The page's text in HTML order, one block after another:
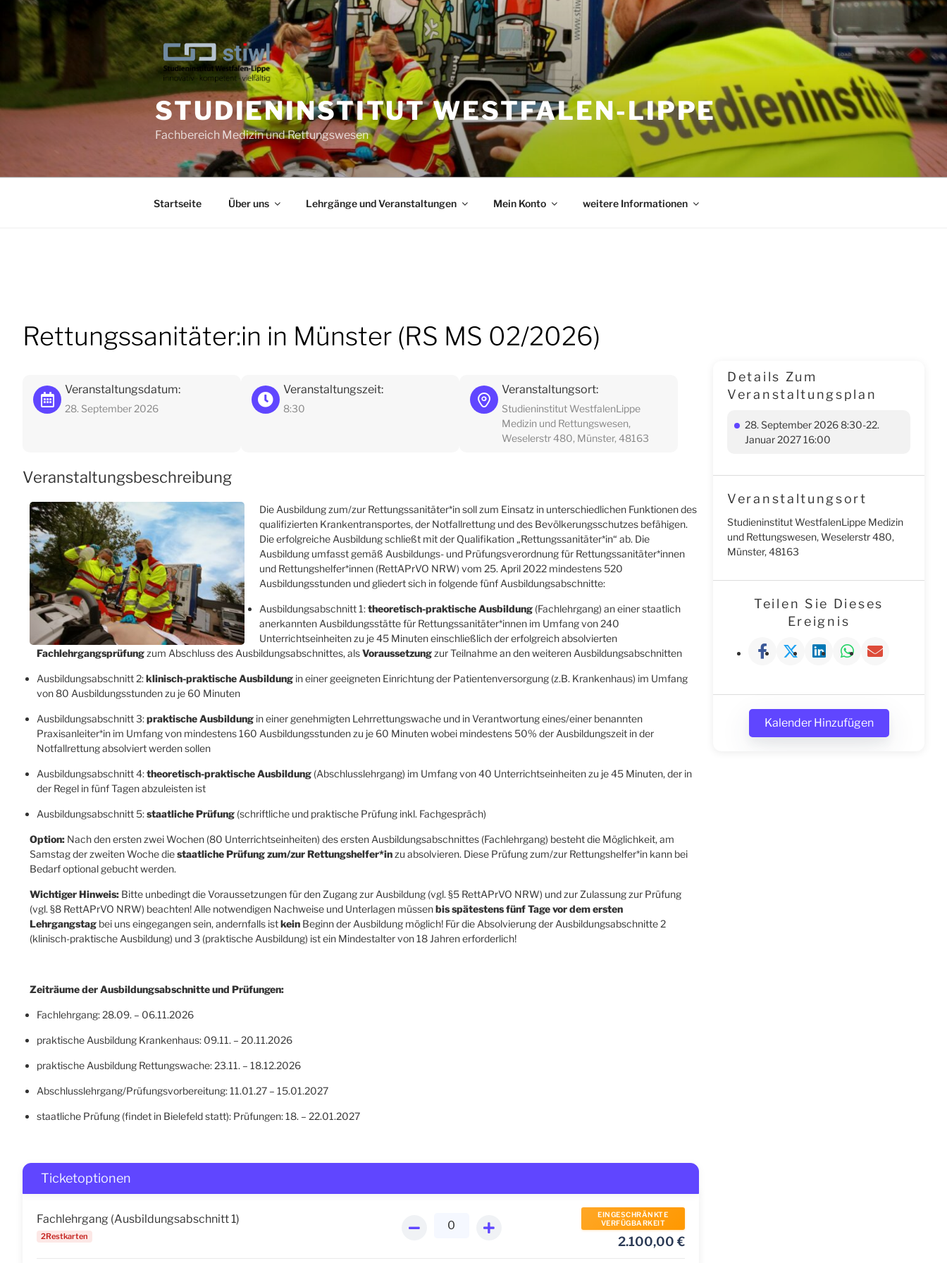
Zum
Inhalt
springen
STUDIENINSTITUT WESTFALEN-LIPPE
Fachbereich Medizin und Rettungswesen
Startseite Über uns Lehrgänge und Veranstaltungen Mein Konto weitere Informationen
Rettungssanitäter:in in Münster (RS MS 02/2026)
Veranstaltungsdatum:
28. September 2026
Veranstaltungszeit:
8:30
Veranstaltungsort:
Studieninstitut WestfalenLippe
Medizin und Rettungswesen,
Weselerstr 480, Münster, 48163
Veranstaltungsbeschreibung
Die Ausbildung zum/zur Rettungssanitäter*in soll zum Einsatz in unterschiedlichen Funktionen des
qualifizierten Krankentransportes, der Notfallrettung und des Bevölkerungsschutzes befähigen.
Die erfolgreiche Ausbildung schließt mit der Qualifikation „Rettungssanitäter*in“ ab. Die
Ausbildung umfasst gemäß Ausbildungs- und Prüfungsverordnung für Rettungssanitäter*innen
und Rettungshelfer*innen (RettAPrVO NRW) vom 25. April 2022 mindestens 520
Ausbildungsstunden und gliedert sich in folgende fünf Ausbildungsabschnitte:
Ausbildungsabschnitt 1:theoretisch-praktische Ausbildung (Fachlehrgang) an einer staatlich
anerkannten Ausbildungsstätte für Rettungssanitäter*innen im Umfang von 240
Unterrichtseinheiten zu je 45 Minuten einschließlich der erfolgreich absolvierten
Fachlehrgangsprüfung zum Abschluss des Ausbildungsabschnittes, alsVoraussetzung zur Teilnahme an den weiteren Ausbildungsabschnitten
Ausbildungsabschnitt 2:klinisch-praktische Ausbildung in einer geeigneten Einrichtung der Patientenversorgung (z.B. Krankenhaus) im Umfang
von 80 Ausbildungsstunden zu je 60 Minuten
Ausbildungsabschnitt 3:praktische Ausbildung in einer genehmigten Lehrrettungswache und in Verantwortung eines/einer benannten
Praxisanleiter*in im Umfang von mindestens 160 Ausbildungsstunden zu je 60 Minuten wobei mindestens 50% der Ausbildungszeit in der
Notfallrettung absolviert werden sollen
Ausbildungsabschnitt 4:theoretisch-praktische Ausbildung (Abschlusslehrgang) im Umfang von 40 Unterrichtseinheiten zu je 45 Minuten, der in
der Regel in fünf Tagen abzuleisten ist
Ausbildungsabschnitt 5:staatliche Prüfung (schriftliche und praktische Prüfung inkl. Fachgespräch)
Option: Nach den ersten zwei Wochen (80 Unterrichtseinheiten) des ersten Ausbildungsabschnittes (Fachlehrgang) besteht die Möglichkeit, am
Samstag der zweiten Woche diestaatliche Prüfung zum/zur Rettungshelfer*in zu absolvieren. Diese Prüfung zum/zur Rettungshelfer*in kann bei
Bedarf optional gebucht werden.
Wichtiger Hinweis: Bitte unbedingt die Voraussetzungen für den Zugang zur Ausbildung (vgl. §5 RettAPrVO NRW) und zur Zulassung zur Prüfung
(vgl. §8 RettAPrVO NRW) beachten! Alle notwendigen Nachweise und Unterlagen müssenbis spätestens fünf Tage vor dem ersten
Lehrgangstag bei uns eingegangen sein, andernfalls istkein Beginn der Ausbildung möglich! Für die Absolvierung der Ausbildungsabschnitte 2
(klinisch-praktische Ausbildung) und 3 (praktische Ausbildung) ist ein Mindestalter von 18 Jahren erforderlich!
Zeiträume der Ausbildungsabschnitte und Prüfungen:
Fachlehrgang: 28.09. – 06.11.2026
praktische Ausbildung Krankenhaus: 09.11. – 20.11.2026
praktische Ausbildung Rettungswache: 23.11. – 18.12.2026
Abschlusslehrgang/Prüfungsvorbereitung: 11.01.27 – 15.01.2027
staatliche Prüfung (findet in Bielefeld statt): Prüfungen: 18. – 22.01.2027
Ticketoptionen
Fachlehrgang (Ausbildungsabschnitt 1)
2Restkarten
EINGESCHRÄNKTE
VERFÜGBARKEIT
2.100,00 €
Details Zum
Veranstaltungsplan
28. September 2026 8:30-22.
Januar 2027 16:00
Veranstaltungsort
Studieninstitut WestfalenLippe Medizin
und Rettungswesen, Weselerstr 480,
Münster, 48163
Teilen Sie Dieses
Ereignis
Kalender Hinzufügen